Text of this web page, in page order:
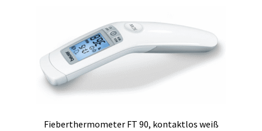
Fieberthermometer FT 90, kontaktlos weiß